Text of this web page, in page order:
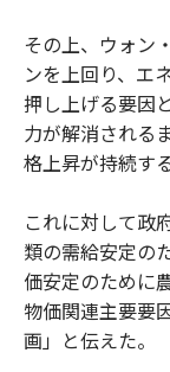
その上、ウォン
ンを上回り、エ
押し上げる要因
力が解消される
格上昇が持続す
これに対して政
類の需給安定の
価安定のために
物価関連主要要
画」と伝えた。